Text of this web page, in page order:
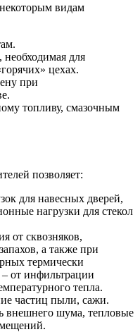
видам
для
цехах.
при
топливу, смазочным
позволяет:
для навесных дверей,
нагрузки для стекол
от сквозняков,
а также при
термически
от инфильтрации
тепла.
частиц пыли, сажи.
внешнего шума, тепловые